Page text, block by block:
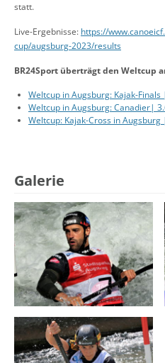
statt.
Live-Ergebnisse: https://
cup/augsburg-2023/results
BR24Sport überträgt den Weltcup
Weltcup in Augsburg: Kajak-
Weltcup in Augsburg: Canadier|
Weltcup: Kajak-Cross in
Galerie